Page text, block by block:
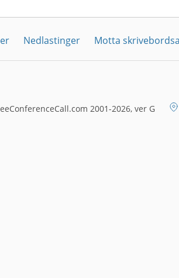
Nedlastinger Motta
2001-2026, ver G